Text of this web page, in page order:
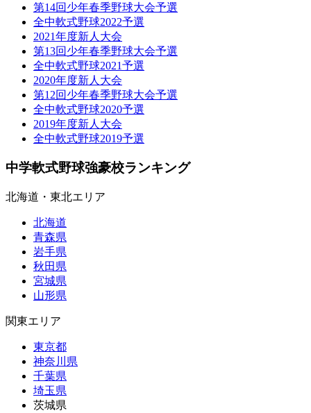
第14回少年春季野球大会予選
全中軟式野球2022予選
2021年度新人大会
第13回少年春季野球大会予選
全中軟式野球2021予選
2020年度新人大会
第12回少年春季野球大会予選
全中軟式野球2020予選
2019年度新人大会
全中軟式野球2019予選
中学軟式野球強豪校ランキング
北海道・東北エリア
北海道
青森県
岩手県
秋田県
宮城県
山形県
関東エリア
東京都
神奈川県
千葉県
埼玉県
茨城県